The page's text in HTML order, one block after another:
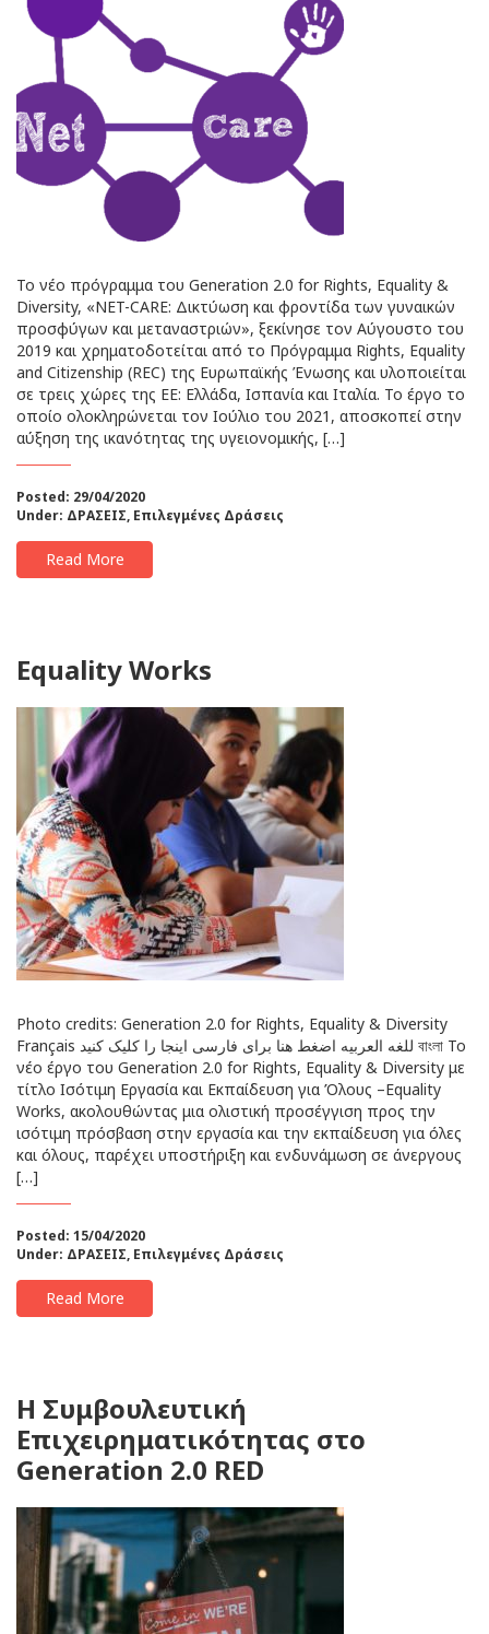
To νέο πρόγραμμα του Generation 2.0 for Rights, Equality &
Diversity, «NET-CARE: Δικτύωση και φροντίδα των γυναικών
προσφύγων και μεταναστριών», ξεκίνησε τον Αύγουστο του
2019 και χρηματοδοτείται από το Πρόγραμμα Rights, Equality
and Citizenship (REC) της Ευρωπαϊκής Ένωσης και υλοποιείται
σε τρεις χώρες της ΕΕ: Ελλάδα, Ισπανία και Ιταλία. Το έργο το
οποίο ολοκληρώνεται τον Ιούλιο του 2021, αποσκοπεί στην
αύξηση της ικανότητας της υγειονομικής, […]
Posted: 29/04/2020
Under: ΔΡΑΣΕΙΣ, Επιλεγμένες Δράσεις
Read More
Equality Works
Photo credits: Generation 2.0 for Rights, Equality & Diversity
Français للغه العربيه اضغط هنا برای فارسی اینجا را کلیک کنید বাংলা Το
νέο έργο του Generation 2.0 for Rights, Equality & Diversity με
τίτλο Ισότιμη Εργασία και Εκπαίδευση για Όλους –Equality
Works, ακολουθώντας μια ολιστική προσέγγιση προς την
ισότιμη πρόσβαση στην εργασία και την εκπαίδευση για όλες
και όλους, παρέχει υποστήριξη και ενδυνάμωση σε άνεργους
[…]
Posted: 15/04/2020
Under: ΔΡΑΣΕΙΣ, Επιλεγμένες Δράσεις
Read More
H Συμβουλευτική
Επιχειρηματικότητας στο
Generation 2.0 RED